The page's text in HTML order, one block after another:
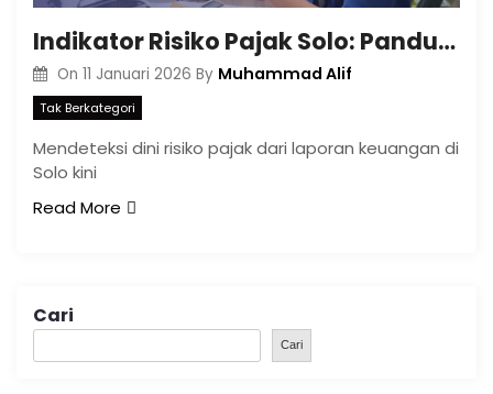
Indikator Risiko Pajak Solo: Panduan Laporan Keuangan
On 11 Januari 2026 By Muhammad Alif
Tak Berkategori
Mendeteksi dini risiko pajak dari laporan keuangan di
Solo kini
Read More
Cari
Cari